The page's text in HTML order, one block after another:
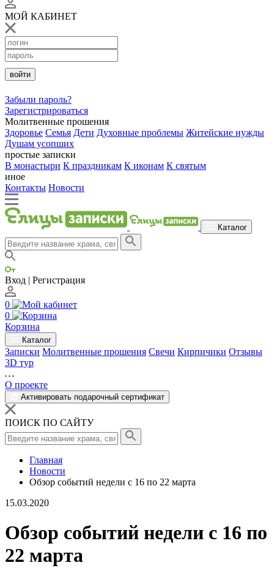
МОЙ КАБИНЕТ
войти
Забыли пароль?
Зарегистрироваться
Молитвенные прошения
Здоровье Семья Дети Духовные проблемы Житейские нужды
Душам усопших
простые записки
В монастыри К праздникам К иконам К святым
иное
Контакты Новости
Каталог
Вход | Регистрация
0
0
Корзина
Каталог
Записки Молитвенные прошения Свечи Кирпичики Отзывы
3D тур
О проекте
Активировать подарочный сертификат
ПОИСК ПО САЙТУ
Главная
Новости
Обзор событий недели с 16 по 22 марта
15.03.2020
Обзор событий недели с 16 по
22 марта